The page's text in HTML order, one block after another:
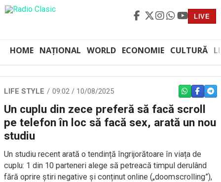
LIVE
HOME NAȚIONAL WORLD ECONOMIE CULTURĂ
LIFE STYLE 09:02 / 10/08/2025 WHATSAPP
Un cuplu din zece preferă să facă scroll
pe telefon în loc să facă sex, arată un nou
studiu
Un studiu recent arată o tendință îngrijorătoare în viața de
cuplu: 1 din 10 parteneri alege să petreacă timpul derulând
fără oprire știri negative și conținut online („doomscrolling”),